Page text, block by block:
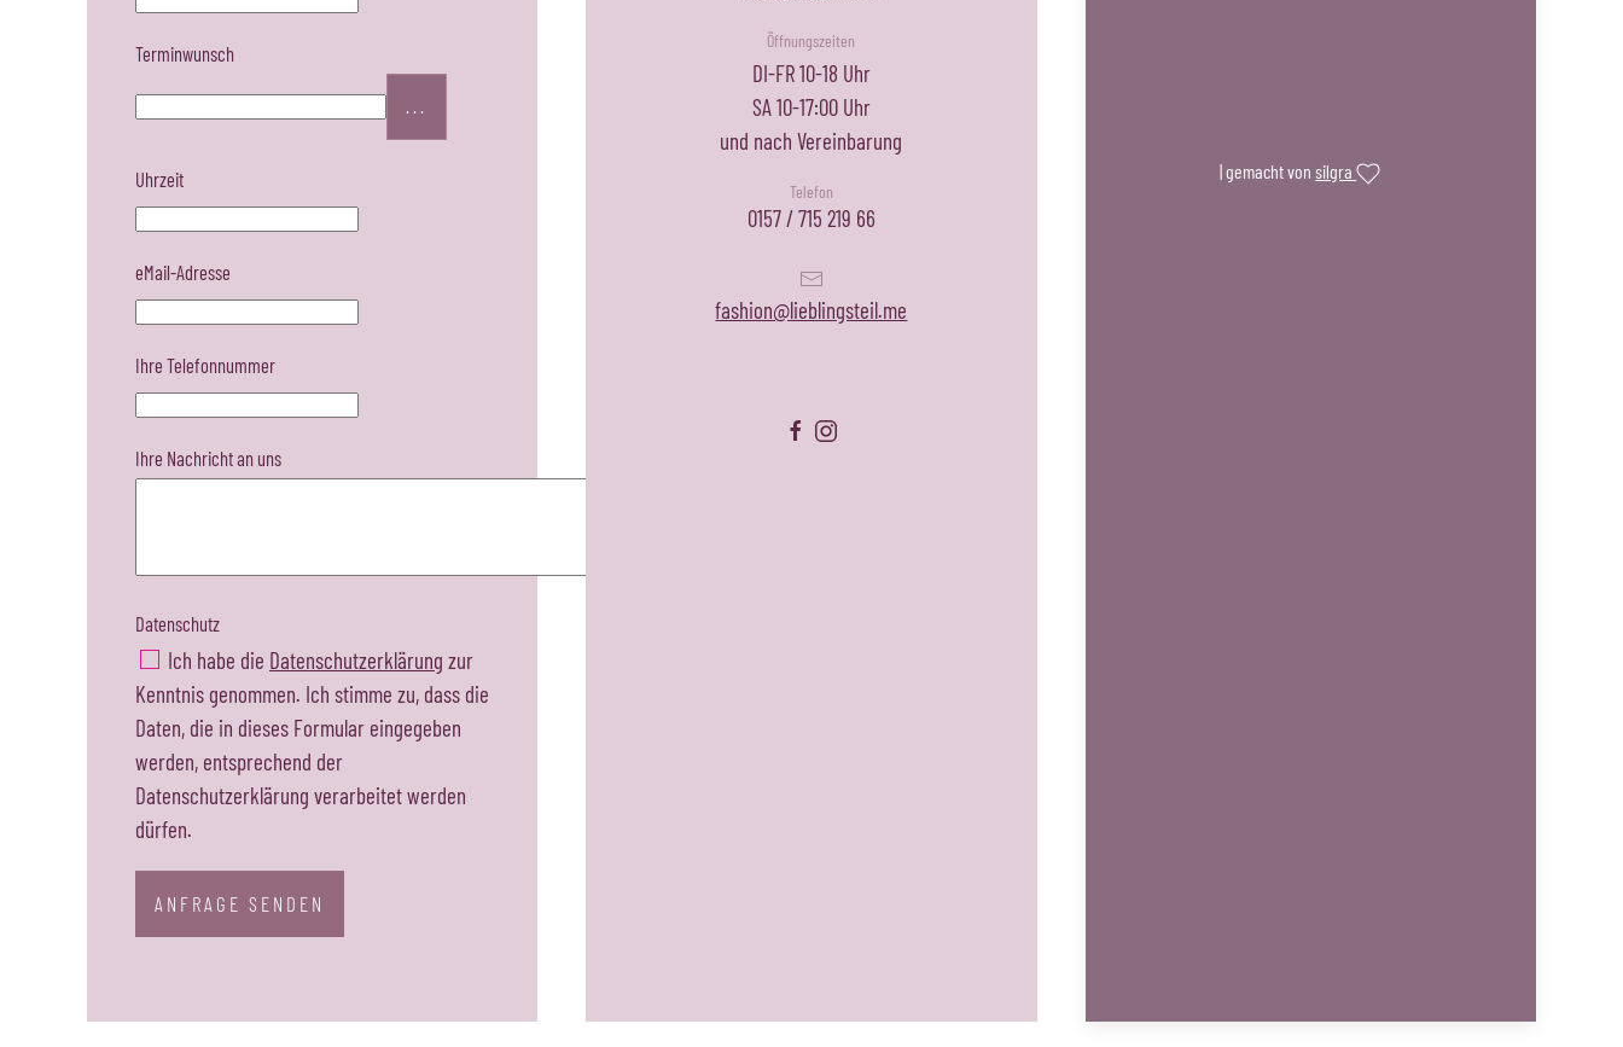
Terminwunsch
...
Uhrzeit
eMail-Adresse
Ihre Telefonnummer
Ihre Nachricht an uns
Datenschutz
Ich habe die Datenschutzerklärung zur
Kenntnis genommen. Ich stimme zu, dass die
Daten, die in dieses Formular eingegeben
werden, entsprechend der
Datenschutzerklärung verarbeitet werden
dürfen.
ANFRAGE SENDEN
Öffnungszeiten
DI-FR 10-18 Uhr
SA 10-17:00 Uhr
und nach Vereinbarung
Telefon
0157 / 715 219 66
fashion@lieblingsteil.me
| gemacht vonsilgra